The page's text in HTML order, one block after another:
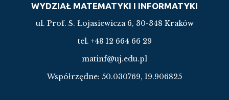
WYDZIAŁ MATEMATYKI I INFORMATYKI
ul. Prof. S. Łojasiewicza 6, 30-348 Kraków
tel. +48 12 664 66 29
matinf@uj.edu.pl
Współrzędne: 50.030769, 19.906825